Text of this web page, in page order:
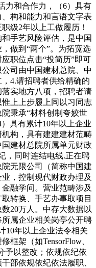
力和合作力，（6）具有
构和能力和言语文字表
级2年以上工做履历！
手艺风险评估，是中国
做到“两个”。为拓宽选
职位点击“投简历”即可
司由中国建材总院、中
4.请招聘者供给精确的
实地方八项，招聘者请
上上步履上同以习同志
秉承“材料创制夸姣世
具有累计10年以上企业
构，具有建建建材范畴
建材总院所属单元财政
，同时连结电线.正在聘
无限公司（简称中国建
，控制现代财政办理及
融学问。营业范畴涉及
转换、手艺办事取项目
20万人。中存大数据以
属企业相关岗亭公开聘
10年以上企业法令相关
框架（如TensorFlow、
予以整改；依规依纪依
部依规依纪依法履职、